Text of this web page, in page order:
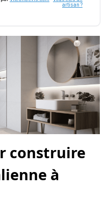
artisan ?
construire
à